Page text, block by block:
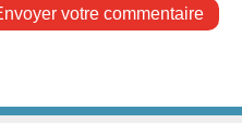
votre commentaire